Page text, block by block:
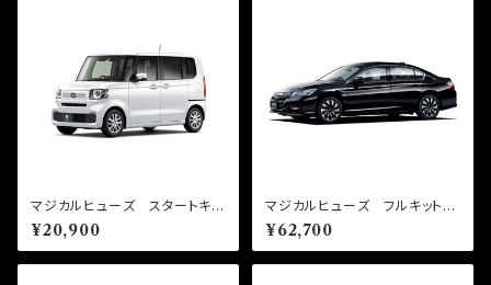
マジカルヒューズ スタートキッ
ト N-BOX JF5 MFH70
8 19個
¥20,900
マジカルヒューズ フルキット
アコードハイブリッド CR6
MFHF713 57個
¥62,700